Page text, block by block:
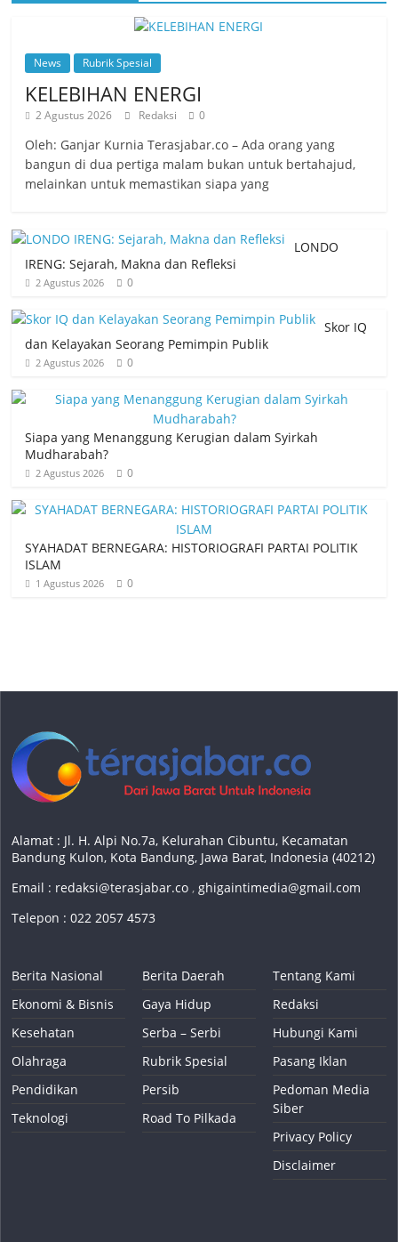
News Rubrik Spesial
KELEBIHAN ENERGI
2 Agustus 2026 Redaksi 0
Oleh: Ganjar Kurnia Terasjabar.co – Ada orang yang
bangun di dua pertiga malam bukan untuk bertahajud,
melainkan untuk memastikan siapa yang
LONDO
IRENG: Sejarah, Makna dan Refleksi
2 Agustus 2026 0
Skor IQ
dan Kelayakan Seorang Pemimpin Publik
2 Agustus 2026 0
Siapa yang Menanggung Kerugian dalam Syirkah
Mudharabah?
2 Agustus 2026 0
SYAHADAT BERNEGARA: HISTORIOGRAFI PARTAI POLITIK
ISLAM
1 Agustus 2026 0
Alamat : Jl. H. Alpi No.7a, Kelurahan Cibuntu, Kecamatan
Bandung Kulon, Kota Bandung, Jawa Barat, Indonesia (40212)
Email : redaksi@terasjabar.co ,ghigaintimedia@gmail.com
Telepon : 022 2057 4573
Berita Nasional
Ekonomi & Bisnis
Kesehatan
Olahraga
Pendidikan
Teknologi
Berita Daerah
Gaya Hidup
Serba – Serbi
Rubrik Spesial
Persib
Road To Pilkada
Tentang Kami
Redaksi
Hubungi Kami
Pasang Iklan
Pedoman Media
Siber
Privacy Policy
Disclaimer